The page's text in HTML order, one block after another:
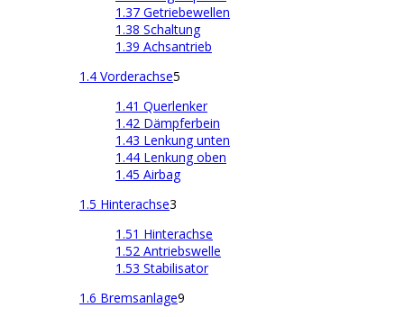
1.37 Getriebewellen
1.38 Schaltung
1.39 Achsantrieb
1.4 Vorderachse5
1.41 Querlenker
1.42 Dämpferbein
1.43 Lenkung unten
1.44 Lenkung oben
1.45 Airbag
1.5 Hinterachse3
1.51 Hinterachse
1.52 Antriebswelle
1.53 Stabilisator
1.6 Bremsanlage9